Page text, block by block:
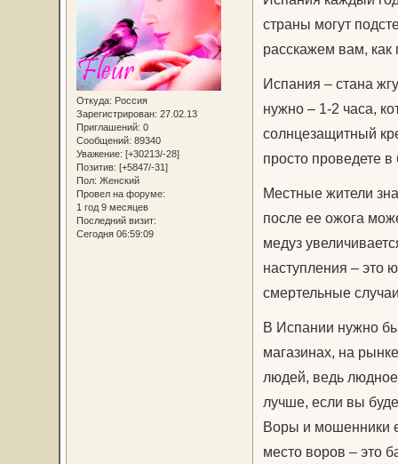
Откуда: Россия
Зарегистрирован: 27.02.13
Приглашений: 0
Сообщений: 89340
Уважение: [+30213/-28]
Позитив: [+5847/-31]
Пол: Женский
Провел на форуме:
1 год 9 месяцев
Последний визит:
Сегодня 06:59:09
страны могут
расскажем вам, как
Испания – стана
нужно – 1-2 часа,
солнцезащитный
просто проведете в
Местные жители
после ее ожога
медуз
наступления – это
смертельные
В Испании нужно
магазинах, на
людей, ведь людное
лучше, если вы
Воры и мошенники
место воров – это